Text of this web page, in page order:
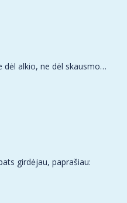
dėl alkio, ne dėl skausmo…
girdėjau, paprašiau: